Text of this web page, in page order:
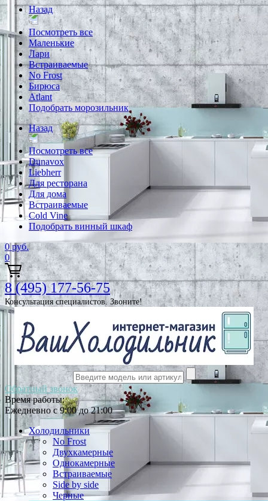
Назад
Посмотреть все
Маленькие
Лари
Встраиваемые
No Frost
Бирюса
Atlant
Подобрать морозильник
Назад
Посмотреть все
Dunavox
Liebherr
Для ресторана
Для дома
Встраиваемые
Cold Vine
Подобрать винный шкаф
0 руб.
0
8 (495) 177-56-75
Консультация специалистов. Звоните!
Обратный звонок
Время работы:
Ежедневно с 9:00 до 21:00
Холодильники
No Frost
Двухкамерные
Однокамерные
Встраиваемые
Side by side
Черные